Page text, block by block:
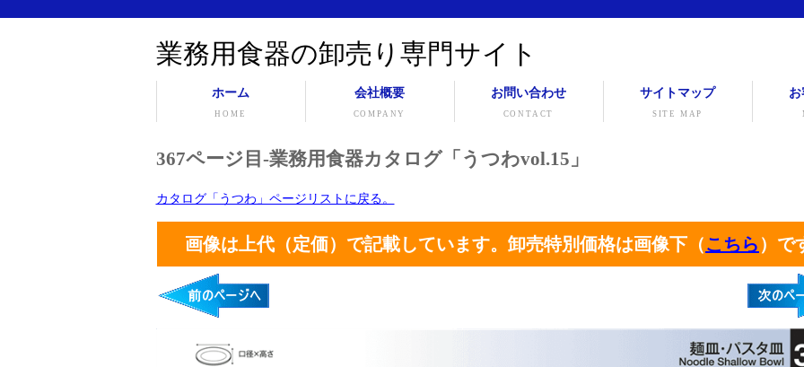
業務用食器の卸売り専門サイト
ホーム
HOME
会社概要
COMPANY
お問い合わせ
CONTACT
サイトマップ
SITE MAP
367ページ目-業務用食器カタログ「うつわvol.15」
カタログ「うつわ」ページリストに戻る。
画像は上代（定価）で記載しています。卸売特別価格は画像下（こちら ）で